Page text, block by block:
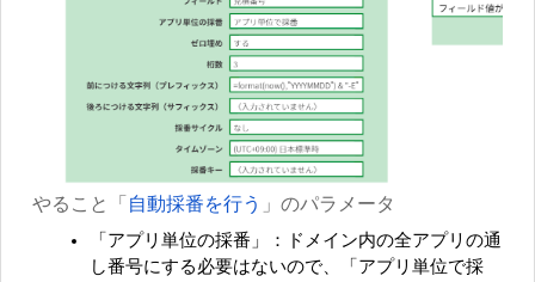
やること「 自動採番を行う 」のパラメータ
「アプリ単位の採番」：ドメイン内の全アプリの通
し番号にする必要はないので、「アプリ単位で採